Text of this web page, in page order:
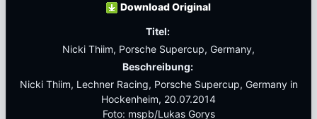
Download Original
Titel:
Nicki Thiim, Porsche Supercup, Germany,
Beschreibung:
Nicki Thiim, Lechner Racing, Porsche Supercup, Germany in
Hockenheim, 20.07.2014
Foto: mspb/Lukas Gorys